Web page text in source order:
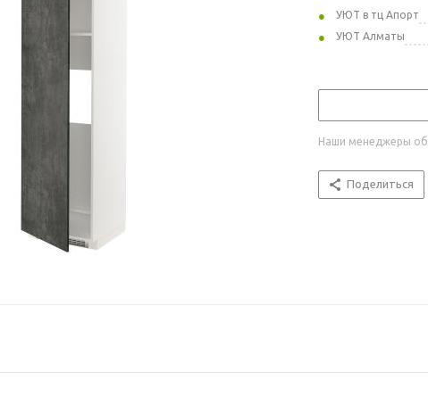
УЮТ в тц Апорт
УЮТ Алматы
Наши менеджеры
Поделиться